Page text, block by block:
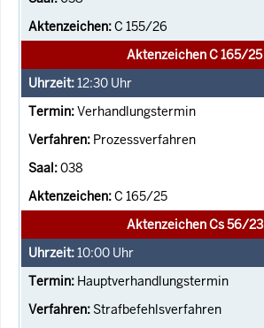
C 155/26
Aktenzeichen C 165/25
12:30 Uhr
Verhandlungstermin
Prozessverfahren
038
C 165/25
Aktenzeichen Cs 56/23
10:00 Uhr
Hauptverhandlungstermin
Strafbefehlsverfahren